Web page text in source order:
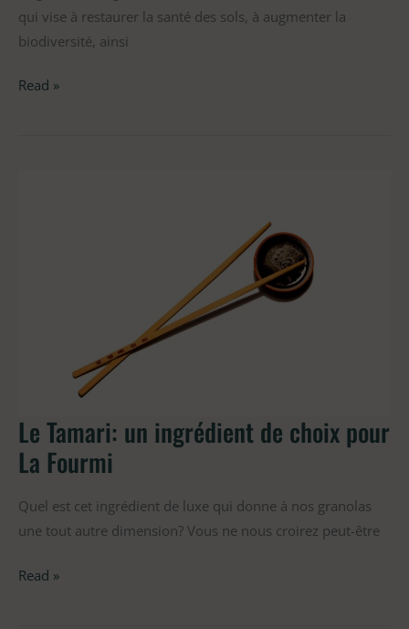
qui vise à restaurer la santé des sols, à augmenter la
biodiversité, ainsi
Read »
Le Tamari: un ingrédient de choix pour
La Fourmi
Quel est cet ingrédient de luxe qui donne à nos granolas
une tout autre dimension? Vous ne nous croirez peut-être
Read »